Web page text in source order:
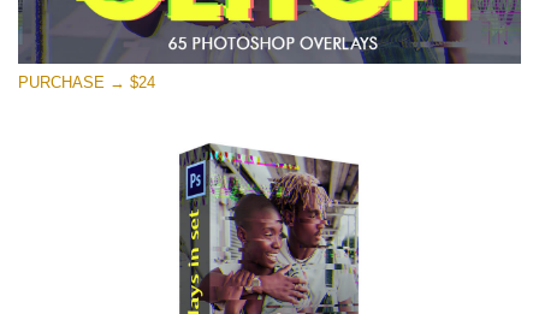
PURCHASE → $24